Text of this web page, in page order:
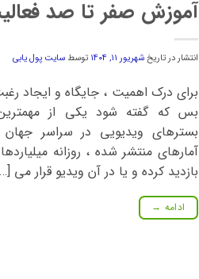
آموزش صفر تا صد
انتشار در تاریخشهریور ۱۱, ۱۴۰۴ توسطسایت پول یابی
برای درک اهمیت ، جایگاه و ایجاد
بس که گفته شود یکی از مهمترین
بسترهای ویدیویی در سراسر
آمارهای منتشر شده ، روزانه
بازدید کرده و یا در آن ویدیو قرار می
ادامه →